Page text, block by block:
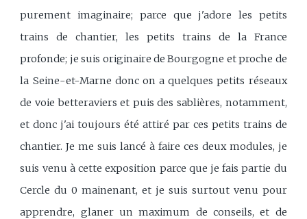
purement imaginaire; parce que j'adore les petits
trains de chantier, les petits trains de la France
profonde; je suis originaire de Bourgogne et proche de
la Seine-et-Marne donc on a quelques petits réseaux
de voie betteraviers et puis des sablières, notamment,
et donc j'ai toujours été attiré par ces petits trains de
chantier. Je me suis lancé à faire ces deux modules, je
suis venu à cette exposition parce que je fais partie du
Cercle du 0 mainenant, et je suis surtout venu pour
apprendre, glaner un maximum de conseils, et de